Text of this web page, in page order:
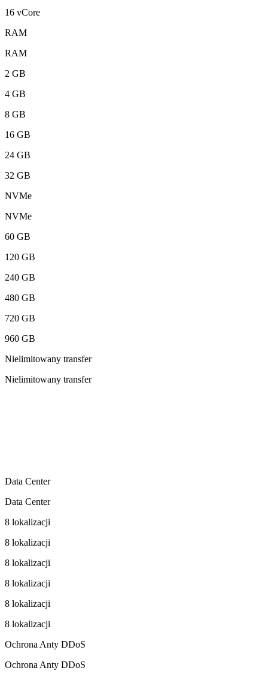
16 vCore
RAM
RAM
2 GB
4 GB
8 GB
16 GB
24 GB
32 GB
NVMe
NVMe
60 GB
120 GB
240 GB
480 GB
720 GB
960 GB
Nielimitowany transfer
Nielimitowany transfer
Data Center
Data Center
8 lokalizacji
8 lokalizacji
8 lokalizacji
8 lokalizacji
8 lokalizacji
8 lokalizacji
Ochrona Anty DDoS
Ochrona Anty DDoS